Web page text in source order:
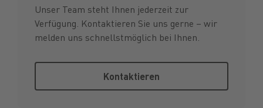
Unser Team steht Ihnen jederzeit zur
Verfügung. Kontaktieren Sie uns gerne – wir
melden uns schnellstmöglich bei Ihnen.
Kontaktieren